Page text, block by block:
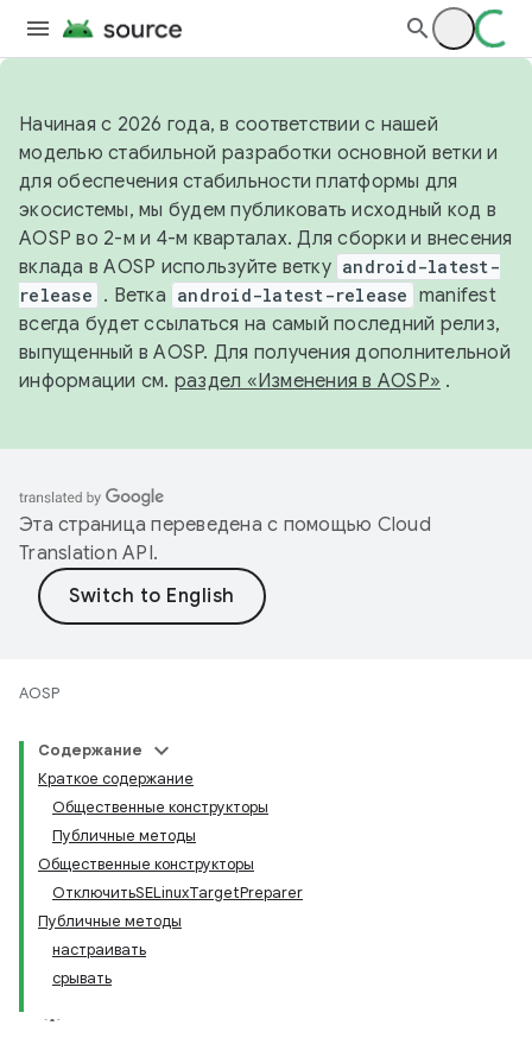
Начиная с 2026 года, в соответствии с нашей
моделью стабильной разработки основной ветки и
для обеспечения стабильности платформы для
экосистемы, мы будем публиковать исходный код в
AOSP во 2-м и 4-м кварталах. Для сборки и внесения
вклада в AOSP используйте ветку android-latest-
release . Ветка android-latest-release manifest
всегда будет ссылаться на самый последний релиз,
выпущенный в AOSP. Для получения дополнительной
информации см. раздел «Изменения в AOSP» .
Эта страница переведена с помощью Cloud
Translation API.
AOSP
Содержание
Краткое содержание
Общественные конструкторы
Публичные методы
Общественные конструкторы
ОтключитьSELinuxTargetPreparer
Публичные методы
настраивать
срывать